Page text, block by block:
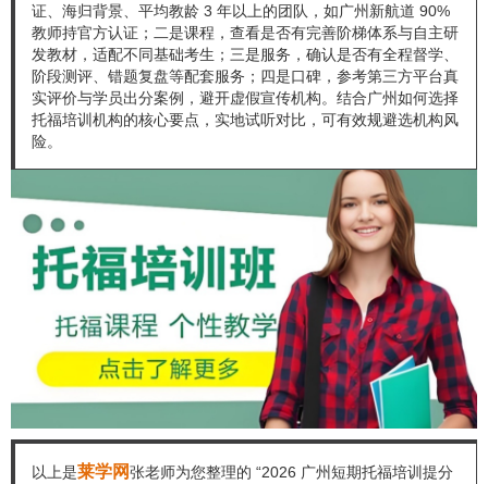
证、海归背景、平均教龄 3 年以上的团队，如广州新航道 90%
教师持官方认证；二是课程，查看是否有完善阶梯体系与自主研
发教材，适配不同基础考生；三是服务，确认是否有全程督学、
阶段测评、错题复盘等配套服务；四是口碑，参考第三方平台真
实评价与学员出分案例，避开虚假宣传机构。结合广州如何选择
托福培训机构的核心要点，实地试听对比，可有效规避选机构风
险。
以上是莱学网张老师为您整理的 “2026 广州短期托福培训提分